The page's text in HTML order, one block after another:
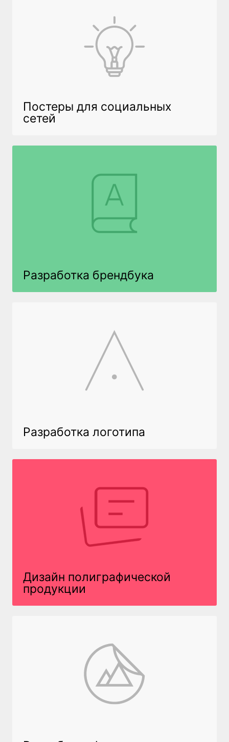
Постеры для социальных
сетей
Разработка логотипа
Разработка брендбука
Дизайн полиграфической
продукции